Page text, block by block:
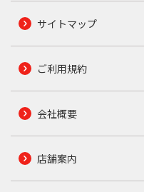
サイトマップ
ご利用規約
会社概要
店舗案内